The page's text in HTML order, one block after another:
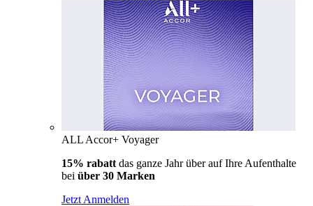
ALL Accor+ Voyager
15% rabatt das ganze Jahr über auf Ihre Aufenthalte
bei über 30 Marken
Jetzt Anmelden